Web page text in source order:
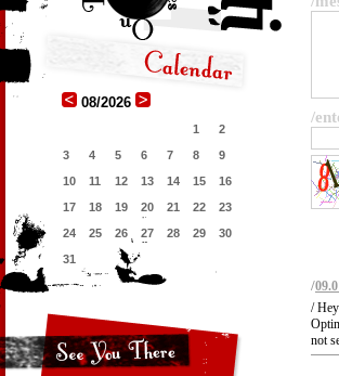
08/2026
1
2
3
4 5 6 7 8
9
10
11 12 13 14 15
16
17
18 19 20 21 22
23
24
25 26 27 28 29
30
31
/
/
/
not